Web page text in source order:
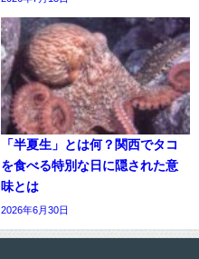
「半夏生」とは何？関西でタコ
を食べる特別な日に隠された意
味とは
2026年6月30日